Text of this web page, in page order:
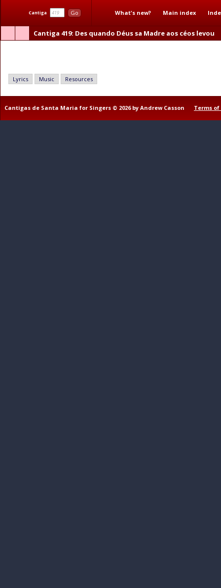
Cantiga Go What's new? Main index
Cantiga 419: Des quando Déus sa Madre aos céos levou
Lyrics Music Resources
Cantigas de Santa Maria for Singers © 2026 by Andrew Casson Terms of